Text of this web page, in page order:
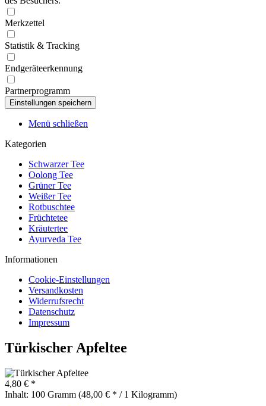
Merkzettel
Statistik & Tracking
Endgeräteerkennung
Partnerprogramm
Menü schließen
Kategorien
Schwarzer Tee
Oolong Tee
Grüner Tee
Weißer Tee
Rotbuschtee
Früchtetee
Kräutertee
Ayurveda Tee
Informationen
Cookie-Einstellungen
Versandkosten
Widerrufsrecht
Datenschutz
Impressum
Türkischer Apfeltee
4,80 € *
Inhalt: 100 Gramm (48,00 € * / 1 Kilogramm)